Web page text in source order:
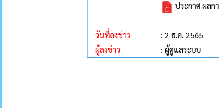
ประกาศ ผลก
วันที่ลงข่าว
: 2 ธ.ค. 2565
ผู้ลงข่าว
: ผู้ดูแลระบบ